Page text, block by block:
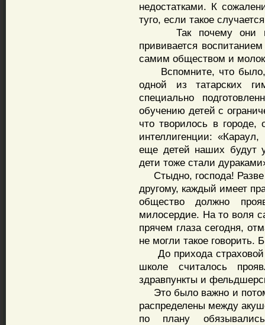
недостатками. К
туго, если такое
Так почему они на
прививается
самим обществом и
Вспомните, что было,
одной из татарских
специально
обучению детей с
что творилось в городе,
интеллигенции:
еще детей наших будут
дети тоже стали
Стыдно, господа! Разве
другому, каждый имеет
общество должно
милосердие. На то воля
прячем глаза сегодня,
не могли такое говорить.
До прихода страховой
школе считалось
здравпункты и
Это было важно и
распределены между
по плану